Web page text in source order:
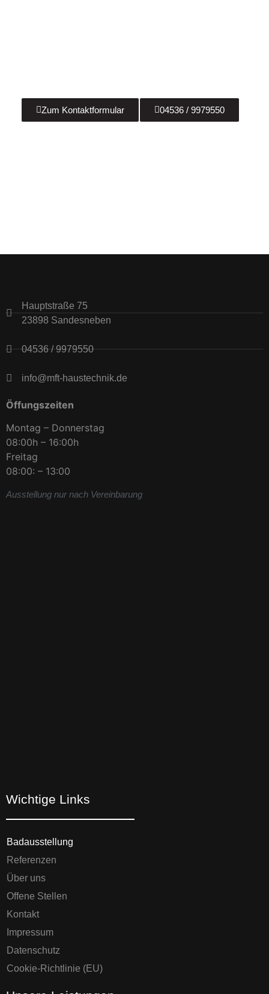
Zum Kontaktformular 04536 / 9979550
Hauptstraße 75
23898 Sandesneben
04536 / 9979550
info@mft-haustechnik.de
Öffungszeiten
Montag – Donnerstag
08:00h – 16:00h
Freitag
08:00: – 13:00
Ausstellung nur nach Vereinbarung
Wichtige Links
Badausstellung
Referenzen
Über uns
Offene Stellen
Kontakt
Impressum
Datenschutz
Cookie-Richtlinie (EU)